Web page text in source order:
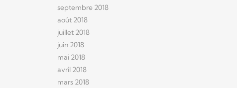
septembre 2018
août 2018
juillet 2018
juin 2018
mai 2018
avril 2018
mars 2018